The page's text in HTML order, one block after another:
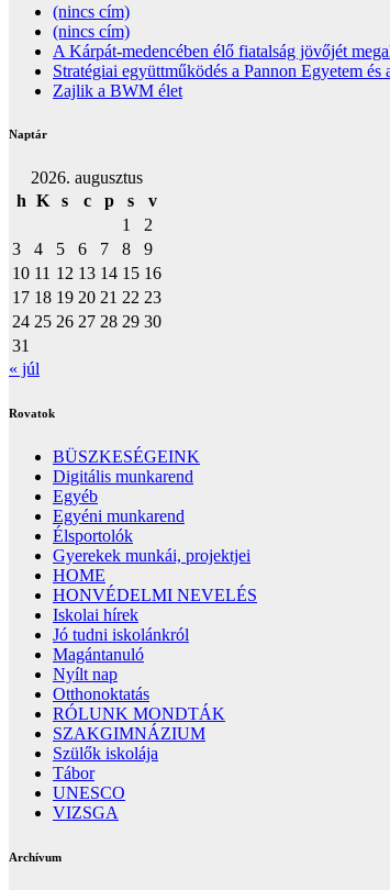
(nincs cím)
(nincs cím)
A Kárpát-medencében élő fiatalság jövőjét
Stratégiai együttműködés a Pannon Egyetem
Zajlik a BWM élet
Naptár
2026. augusztus
h K s c p s
v
1
2
3
4 5 6 7 8
9
10 11 12 13 14 15 16
17 18 19 20 21 22 23
24 25 26 27 28 29 30
31
« júl
Rovatok
BÜSZKESÉGEINK
Digitális munkarend
Egyéb
Egyéni munkarend
Élsportolók
Gyerekek munkái, projektjei
HOME
HONVÉDELMI NEVELÉS
Iskolai hírek
Jó tudni iskolánkról
Magántanuló
Nyílt nap
Otthonoktatás
RÓLUNK MONDTÁK
SZAKGIMNÁZIUM
Szülők iskolája
Tábor
UNESCO
VIZSGA
Archívum